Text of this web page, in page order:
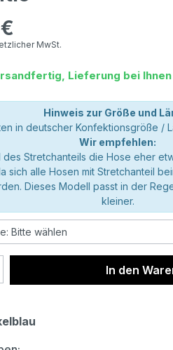
MwSt.
Lieferung bei Ihnen
Hinweis zur Größe und
in deutscher Konfektionsgröße /
Wir empfehlen:
des Stretchanteils die Hose eher
sich alle Hosen mit Stretchanteil
Dieses Modell passt in der
kleiner.
Anzahl: Gib den
In den